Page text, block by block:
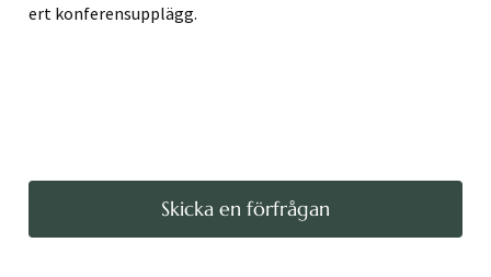
ert konferensupplägg.
Skicka en förfrågan